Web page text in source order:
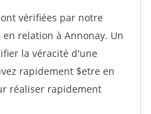
vérifiées par notre
relation à Annonay. Un
la véracité d'une
rapidement $etre en
réaliser rapidement